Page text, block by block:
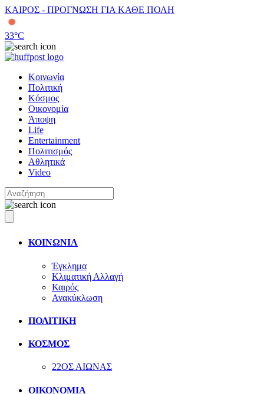
ΚΑΙΡΟΣ - ΠΡΟΓΝΩΣΗ ΓΙΑ ΚΑΘΕ ΠΟΛΗ
33°C
Κοινωνία
Πολιτική
Κόσμος
Οικονομία
Άποψη
Life
Entertainment
Πολιτισμός
Αθλητικά
Video
ΚΟΙΝΩΝΙΑ
Έγκλημα
Κλιματική Αλλαγή
Καιρός
Ανακύκλωση
ΠΟΛΙΤΙΚΗ
ΚΟΣΜΟΣ
22ΟΣ ΑΙΩΝΑΣ
ΟΙΚΟΝΟΜΙΑ